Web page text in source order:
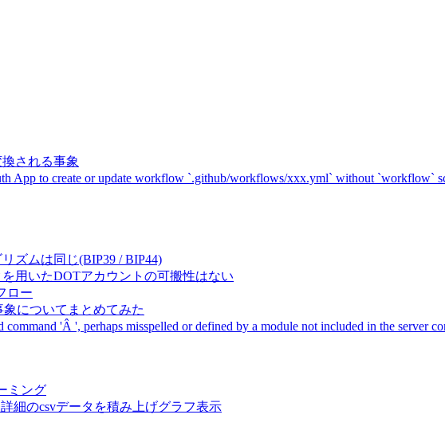
される事象
App to create or update workflow `.github/workflows/xxx.yml` without `workflow`
ズムは同じ(BIP39 / BIP44)
を用いたDOTアカウントの可搬性はない
ロー
象についてまとめてみた
'Â ', perhaps misspelled or defined by a module not included in the server
ミング
細のcsvデータを積み上げグラフ表示